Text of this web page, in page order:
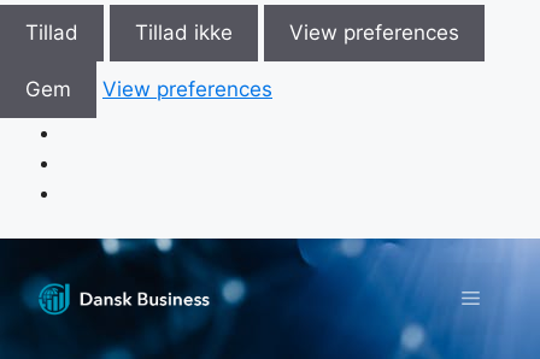
Tillad Tillad ikke View preferences
Gem View preferences